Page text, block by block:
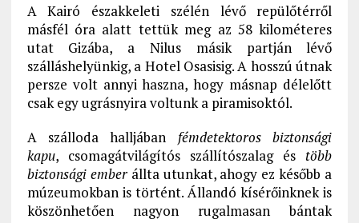
A Kairó északkeleti szélén lévő repülőtérről
másfél óra alatt tettük meg az 58 kilométeres
utat Gizába, a Nilus másik partján lévő
szálláshelyünkig, a Hotel Osasisig. A hosszú útnak
persze volt annyi haszna, hogy másnap délelőtt
csak egy ugrásnyira voltunk a piramisoktól.
A szálloda halljában fémdetektoros biztonsági
kapu, csomagátvilágítós szállítószalag és több
biztonsági emberállta utunkat, ahogy ez később a
múzeumokban is történt. Állandó kísérőinknek is
köszönhetően nagyon rugalmasan bántak